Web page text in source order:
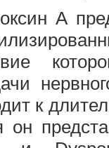
А
к
он